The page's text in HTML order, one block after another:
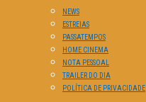
NEWS
ESTREIAS
PASSATEMPOS
HOME CINEMA
NOTA PESSOAL
TRAILER DO DIA
POLÍTICA DE PRIVACIDADE